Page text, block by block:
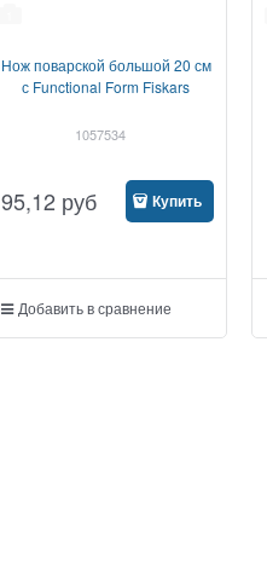
Нож поварской большой 20 см
с Functional Form Fiskars
1057534
95,12 руб Купить
Добавить в сравнение